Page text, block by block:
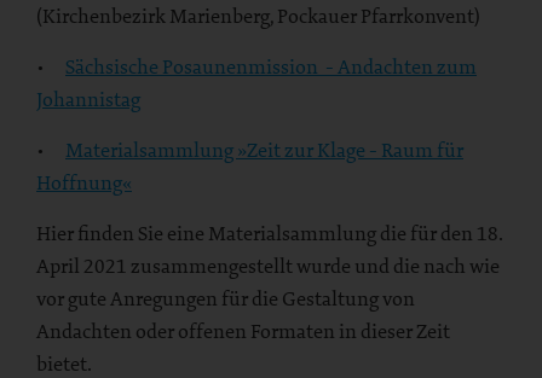
(Kirchenbezirk Marienberg, Pockauer Pfarrkonvent)
•
Sächsische Posaunenmission - Andachten zum
Johannistag
•
Materialsammlung »Zeit zur Klage - Raum für
Hoffnung«
Hier finden Sie eine Materialsammlung die für den 18.
April 2021 zusammengestellt wurde und die nach wie
vor gute Anregungen für die Gestaltung von
Andachten oder offenen Formaten in dieser Zeit
bietet.